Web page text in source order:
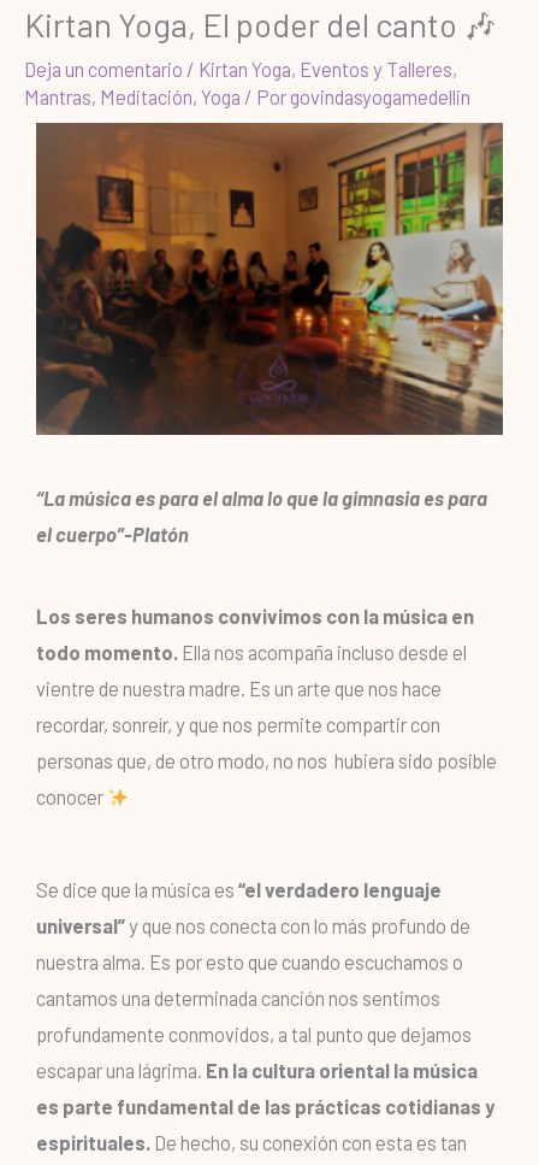
Kirtan Yoga, El poder del canto 🎶
Deja un comentario / Kirtan Yoga, Eventos y Talleres,
Mantras, Meditación, Yoga / Por govindasyogamedellin
“La música es para el alma lo que la gimnasia es para
el cuerpo”-Platón
Los seres humanos convivimos con la música en
todo momento. Ella nos acompaña incluso desde el
vientre de nuestra madre. Es un arte que nos hace
recordar, sonreír, y que nos permite compartir con
personas que, de otro modo, no nos hubiera sido posible
conocer
Se dice que la música es “el verdadero lenguaje
universal”y que nos conecta con lo más profundo de
nuestra alma. Es por esto que cuando escuchamos o
cantamos una determinada canción nos sentimos
profundamente conmovidos, a tal punto que dejamos
escapar una lágrima. En la cultura oriental la música
es parte fundamental de las prácticas cotidianas y
espirituales. De hecho, su conexión con esta es tan